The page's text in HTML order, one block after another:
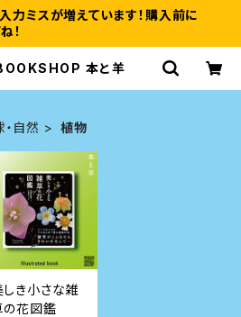
力ミスが増えています！購入前に
！
本と羊
・自然 植物
しき小さな雑
の花図鑑